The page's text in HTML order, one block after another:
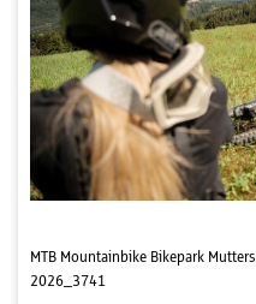
MTB Mountainbike Bikepark Mutters
2026_3741